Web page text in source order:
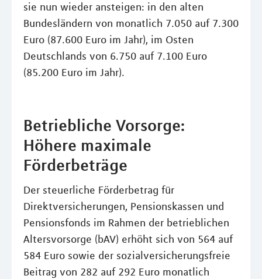
sie nun wieder ansteigen: in den alten
Bundesländern von monatlich 7.050 auf 7.300
Euro (87.600 Euro im Jahr), im Osten
Deutschlands von 6.750 auf 7.100 Euro
(85.200 Euro im Jahr).
Betriebliche Vorsorge:
Höhere maximale
Förderbeträge
Der steuerliche Förderbetrag für
Direktversicherungen, Pensionskassen und
Pensionsfonds im Rahmen der betrieblichen
Altersvorsorge (bAV) erhöht sich von 564 auf
584 Euro sowie der sozialversicherungsfreie
Beitrag von 282 auf 292 Euro monatlich